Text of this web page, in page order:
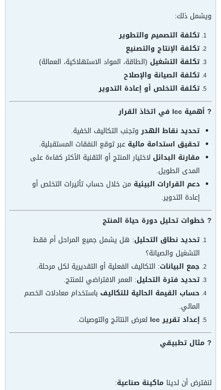
ويشمل ذلك:
تكلفة التصميم والتطوير
تكلفة الإنتاج والتصنيع
تكلفة التشغيل (الطاقة، المواد الاستهلاكية، العمالة)
تكلفة الصيانة والإصلاح
تكلفة التخلص أو إعادة التدوير
? أهمية lcc في اتخاذ القرار
تحديد نقاط الهدروتجنب التكاليف الخفية.
تحقيق استدامة مالية عبر توقع النفقات المستقبلية.
مقارنة البدائل لاختيار المنتج أو التقنية الأكثر كفاءة على
المدى الطويل.
دعم القرارات البيئية من خلال حساب تأثيرات التخلص أو
إعادة التدوير.
? خطوات تحليل دورة حياة المنتج
تحديد نطاق التحليل: هل يشمل جميع المراحل أم فقط
التشغيل والصيانة؟
جمع البيانات: التكاليف الفعلية أو التقديرية لكل مرحلة.
تحديد فترة التحليل: العمر الافتراضي للمنتج.
حساب القيمة الحالية للتكاليف باستخدام معادلات الخصم
المالي.
إعداد تقرير lcc
لعرض النتائج والتوصيات.
? مثال تطبيقي
لنفترض أن لدينا ماكينة صناعية: